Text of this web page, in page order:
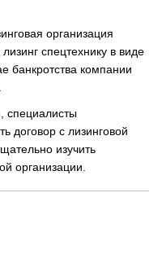
организация
спецтехнику в виде
банкротства компании
специалисты
договор с лизинговой
изучить
организации.